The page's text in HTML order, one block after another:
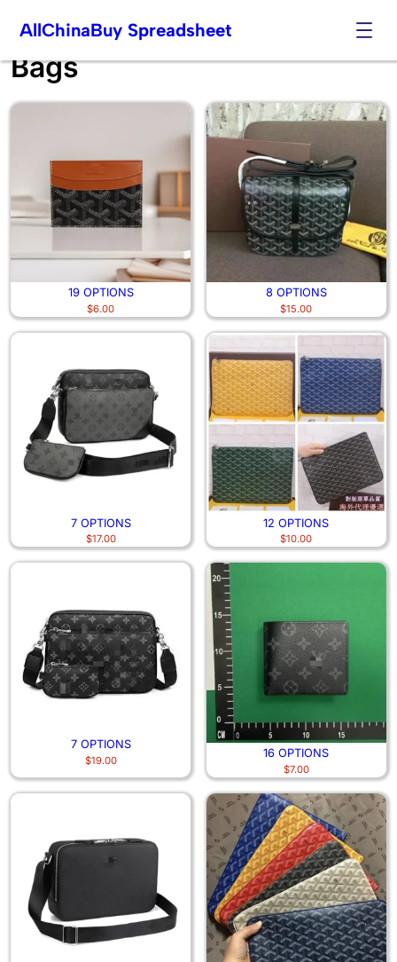
Skip
content
AllChinaBuy Spreadsheet
Bags
19 OPTIONS
$6.00
8 OPTIONS
$15.00
7 OPTIONS
$17.00
12 OPTIONS
$10.00
7 OPTIONS
$19.00
16 OPTIONS
$7.00